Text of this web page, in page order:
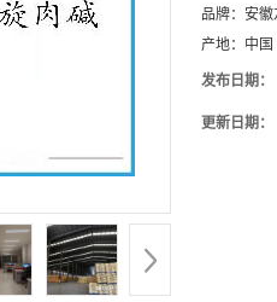
品牌： 安徽
产地： 中国
发布日期：
更新日期：